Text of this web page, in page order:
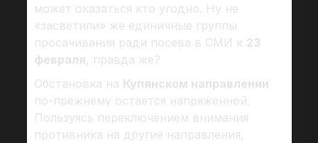
может оказаться кто угодно. Ну не
«засветили» же единичные группы
просачивания ради посева в СМИ к 23
февраля, правда же?
Обстановка на Купянском направлении
по-прежнему остается напряженной.
Пользуясь переключением внимания
противника на другие направления,